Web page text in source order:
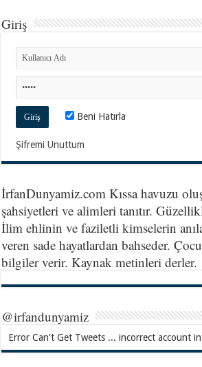
Giriş
Beni Hatırla
Şifremi Unuttum
İrfanDunyamiz.com Kıssa havuzu
şahsiyetleri ve alimleri tanıtır.
İlim ehlinin ve faziletli kimselerin
veren sade hayatlardan bahseder.
bilgiler verir. Kaynak metinleri derler.
@irfandunyamiz
Error Can't Get Tweets ... incorrect account